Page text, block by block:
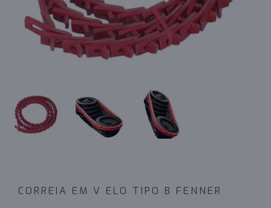
CORREIA EM V ELO TIPO B FENNER